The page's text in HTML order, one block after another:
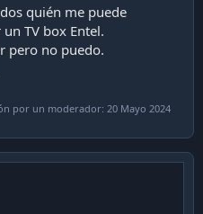
quién me puede
TV box Entel.
pero no puedo.
por un moderador: 20 Mayo 2024